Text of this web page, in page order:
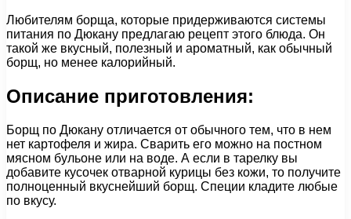
Любителям борща, которые придерживаются системы
питания по Дюкану предлагаю рецепт этого блюда. Он
такой же вкусный, полезный и ароматный, как обычный
борщ, но менее калорийный.
Описание приготовления:
Борщ по Дюкану отличается от обычного тем, что в нем
нет картофеля и жира. Сварить его можно на постном
мясном бульоне или на воде. А если в тарелку вы
добавите кусочек отварной курицы без кожи, то получите
полноценный вкуснейший борщ. Специи кладите любые
по вкусу.